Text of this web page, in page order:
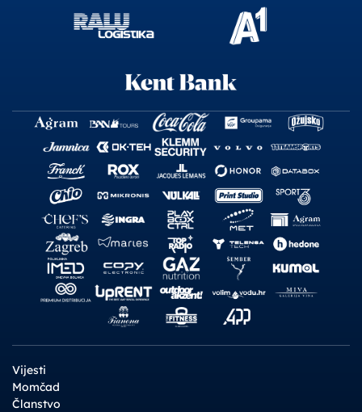
Vijesti
Momčad
Članstvo